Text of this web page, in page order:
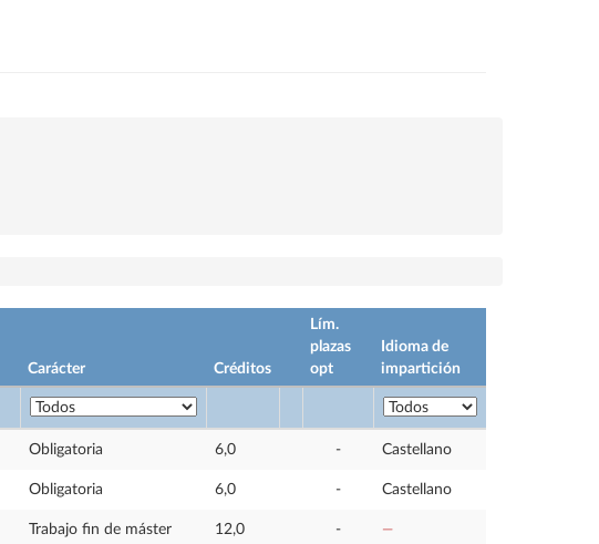
Carácter Créditos
Lím.
plazas
opt
Idioma de
impartición
Obligatoria 6,0 - Castellano
Obligatoria 6,0 - Castellano
Trabajo fin de máster 12,0 - —